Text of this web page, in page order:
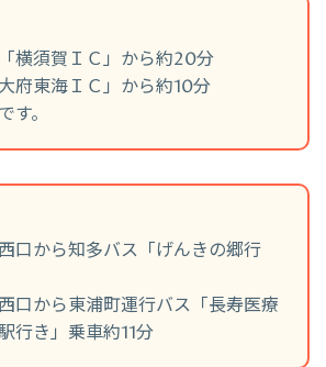
横須賀ＩＣ」から約20分
府東海ＩＣ」から約10分
。
口から知多バス「げんきの郷行
口から東浦町運行バス「長寿医療
行き」乗車約11分